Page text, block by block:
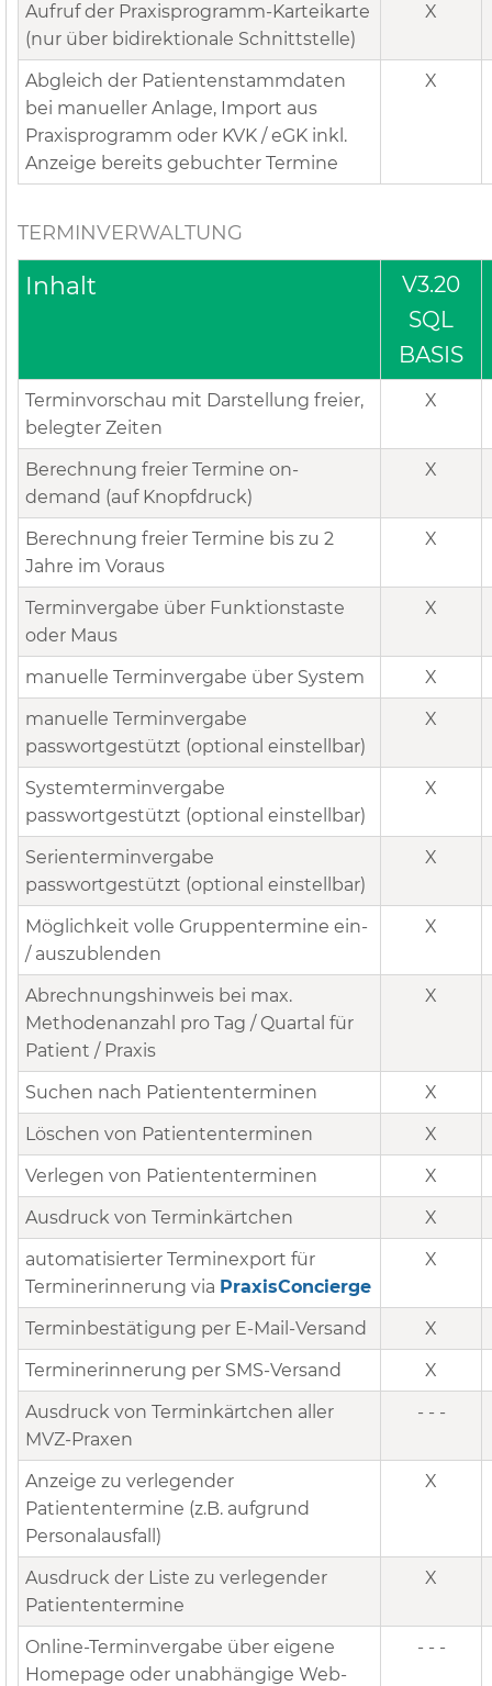
Aufruf der Praxisprogramm-Karteikarte
(nur über bidirektionale Schnittstelle)
X
Abgleich der Patientenstammdaten
bei manueller Anlage, Import aus
Praxisprogramm oder KVK / eGK inkl.
Anzeige bereits gebuchter Termine
X
TERMINVERWALTUNG
Inhalt
V3.20
SQL
BASIS
Terminvorschau mit Darstellung freier,
belegter Zeiten
X
Berechnung freier Termine on-
demand (auf Knopfdruck)
X
Berechnung freier Termine bis zu 2
Jahre im Voraus
X
Terminvergabe über Funktionstaste
oder Maus
X
manuelle Terminvergabe über System
X
manuelle Terminvergabe
passwortgestützt (optional einstellbar)
X
Systemterminvergabe
passwortgestützt (optional einstellbar)
X
Serienterminvergabe
passwortgestützt (optional einstellbar)
X
Möglichkeit volle Gruppentermine ein-
/ auszublenden
X
Abrechnungshinweis bei max.
Methodenanzahl pro Tag / Quartal für
Patient / Praxis
X
Suchen nach Patiententerminen
X
Löschen von Patiententerminen
X
Verlegen von Patiententerminen
X
Ausdruck von Terminkärtchen
X
automatisierter Terminexport für
Terminerinnerung via PraxisConcierge
X
Terminbestätigung per E-Mail-Versand
X
Terminerinnerung per SMS-Versand
X
Ausdruck von Terminkärtchen aller
MVZ-Praxen
- - -
Anzeige zu verlegender
Patiententermine (z.B. aufgrund
Personalausfall)
X
Ausdruck der Liste zu verlegender
Patiententermine
X
Online-Terminvergabe über eigene
Homepage oder unabhängige Web-
- - -